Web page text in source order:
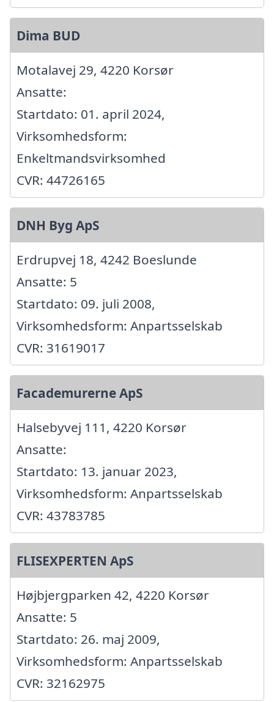
Dima BUD
Motalavej 29, 4220 Korsør
Ansatte:
Startdato: 01. april 2024,
Virksomhedsform:
Enkeltmandsvirksomhed
CVR: 44726165
DNH Byg ApS
Erdrupvej 18, 4242 Boeslunde
Ansatte: 5
Startdato: 09. juli 2008,
Virksomhedsform: Anpartsselskab
CVR: 31619017
Facademurerne ApS
Halsebyvej 111, 4220 Korsør
Ansatte:
Startdato: 13. januar 2023,
Virksomhedsform: Anpartsselskab
CVR: 43783785
FLISEXPERTEN ApS
Højbjergparken 42, 4220 Korsør
Ansatte: 5
Startdato: 26. maj 2009,
Virksomhedsform: Anpartsselskab
CVR: 32162975